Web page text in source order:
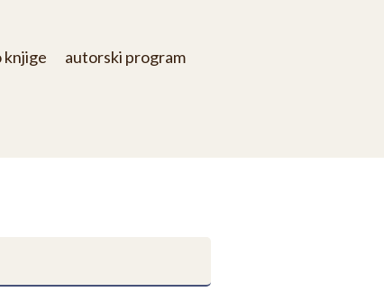
knjige autorski program